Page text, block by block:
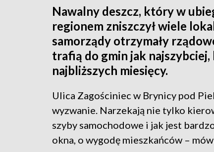
Nawalny deszcz, który w
regionem zniszczył wiele
samorządy otrzymały
trafią do gmin jak najszybciej,
najbliższych miesięcy.
Ulica Zagościniec w Brynicy pod
wyzwanie. Narzekają nie tylko
szyby samochodowe i jak jest
okna, o wygodę mieszkańców –